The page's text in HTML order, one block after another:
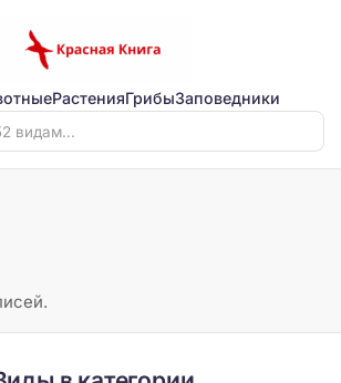
РастенияГрибыЗаповедники